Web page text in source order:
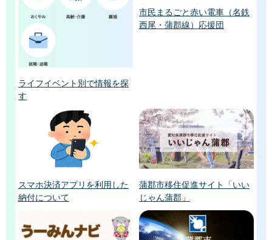
ライフイベント別で情報を探
す
市民まるごと赤い電車（名鉄
西尾・蒲郡線）応援団
スマホ決済アプリを利用した
納付について
蒲郡市移住促進サイト「いい
じゃん蒲郡」